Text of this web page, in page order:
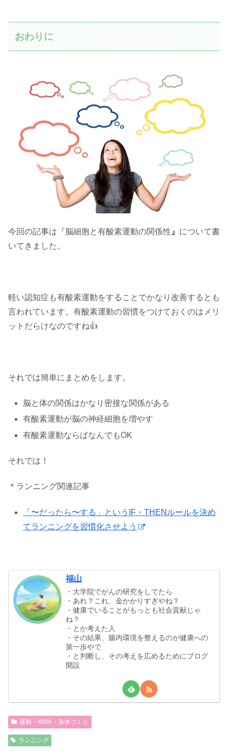
おわりに
今回の記事は『脳細胞と有酸素運動の関係性 』 について書
いてきました。
軽い認知症も有酸素運動をすることでかなり改善するとも
言われています。有酸素運動の習慣をつけておくのはメリ
ットだらけなのですね👍
それでは簡単にまとめをします。
脳と体の関係はかなり密接な関係がある
有酸素運動が脳の神経細胞を増やす
有酸素運動ならばなんでもOK
それでは！
＊ランニング関連記事
「〜だったら〜する」というIF・THENルールを決め
てランニングを習慣化させよう
福山
・大学院でがんの研究をしてたら
・あれ？これ、金かかりすぎやね？
・健康でいることがもっとも社会貢献じゃ
ね？
・とか考えた人
・その結果、腸内環境を整えるのが健康への
第一歩やで
・と判断し、その考えを広めるためにブログ
開設
運動・MMA・身体づくり
ランニング